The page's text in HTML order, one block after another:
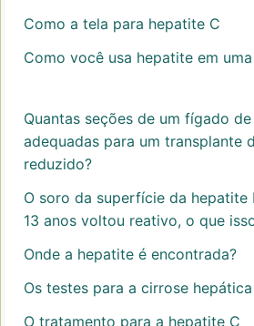
Como a tela para hepatite C
Como você usa hepatite em
Quantas seções de um fígado
adequadas para um transplante
reduzido?
O soro da superfície da hepatite
13 anos voltou reativo, o que
Onde a hepatite é encontrada?
Os testes para a cirrose hepática
O tratamento para a hepatite C